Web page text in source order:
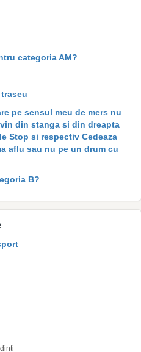
categoria AM?
pe sensul meu de mers nu
din stanga si din dreapta
Stop si respectiv Cedeaza
aflu sau nu pe un drum cu
B?